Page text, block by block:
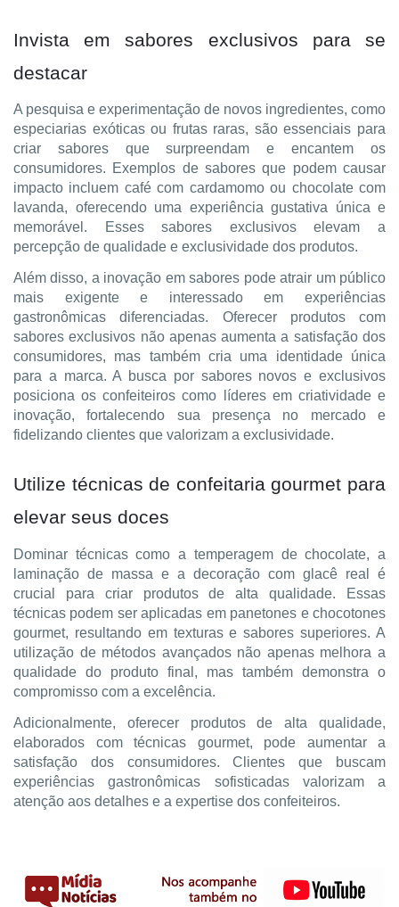
Invista em sabores exclusivos para se
destacar
A pesquisa e experimentação de novos ingredientes, como
especiarias exóticas ou frutas raras, são essenciais para
criar sabores que surpreendam e encantem os
consumidores. Exemplos de sabores que podem causar
impacto incluem café com cardamomo ou chocolate com
lavanda, oferecendo uma experiência gustativa única e
memorável. Esses sabores exclusivos elevam a
percepção de qualidade e exclusividade dos produtos.
Além disso, a inovação em sabores pode atrair um público
mais exigente e interessado em experiências
gastronômicas diferenciadas. Oferecer produtos com
sabores exclusivos não apenas aumenta a satisfação dos
consumidores, mas também cria uma identidade única
para a marca. A busca por sabores novos e exclusivos
posiciona os confeiteiros como líderes em criatividade e
inovação, fortalecendo sua presença no mercado e
fidelizando clientes que valorizam a exclusividade.
Utilize técnicas de confeitaria gourmet para
elevar seus doces
Dominar técnicas como a temperagem de chocolate, a
laminação de massa e a decoração com glacê real é
crucial para criar produtos de alta qualidade. Essas
técnicas podem ser aplicadas em panetones e chocotones
gourmet, resultando em texturas e sabores superiores. A
utilização de métodos avançados não apenas melhora a
qualidade do produto final, mas também demonstra o
compromisso com a excelência.
Adicionalmente, oferecer produtos de alta qualidade,
elaborados com técnicas gourmet, pode aumentar a
satisfação dos consumidores. Clientes que buscam
experiências gastronômicas sofisticadas valorizam a
atenção aos detalhes e a expertise dos confeiteiros.